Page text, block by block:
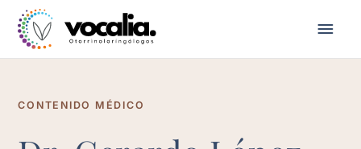
CONTENIDO MÉDICO